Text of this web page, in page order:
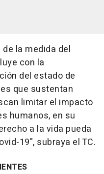
la medida del
con la
del estado de
que sustentan
limitar el impacto
humanos, en su
a la vida pueda
19", subraya el TC.